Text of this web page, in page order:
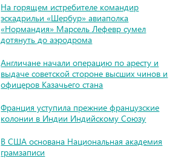
На горящем истребителе командир
эскадрильи «Шербур» авиаполка
«Нормандия» Марсель Лефевр сумел
дотянуть до аэродрома
Англичане начали операцию по аресту и
выдаче советской стороне высших чинов и
офицеров Казачьего стана
Франция уступила прежние французские
колонии в Индии Индийскому Союзу
В США основана Национальная академия
грамзаписи